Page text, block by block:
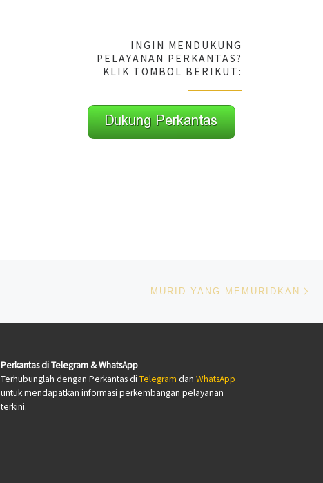
INGIN MENDUKUNG
PELAYANAN PERKANTAS?
KLIK TOMBOL BERIKUT:
MURID YANG MEMURIDKAN
Perkantas di Telegram & WhatsApp
Terhubunglah dengan Perkantas di Telegram dan WhatsApp
untuk mendapatkan informasi perkembangan pelayanan
terkini.